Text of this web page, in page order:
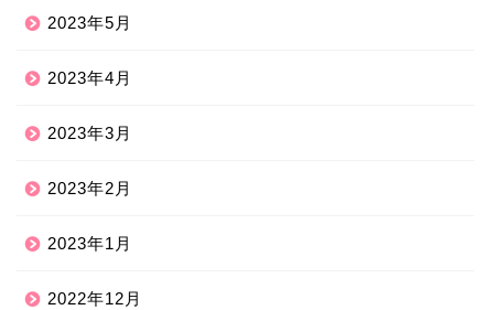
2023年5月
2023年4月
2023年3月
2023年2月
2023年1月
2022年12月